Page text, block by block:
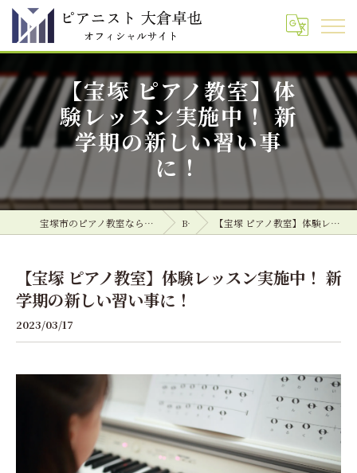
【宝塚 ピアノ教室】体
験レッスン実施中！ 新
学期の新しい習い事
に！
宝塚市のピアノ教室ならピアニスト 大倉卓也 オフィシャルサイト Blog 【宝塚 ピアノ教室】体験レッスン実施中！ 新学期の新しい習い事に！
【宝塚 ピアノ教室】体験レッスン実施中！ 新
学期の新しい習い事に！
2023/03/17